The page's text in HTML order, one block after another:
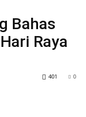
Bahas
Raya
0
401